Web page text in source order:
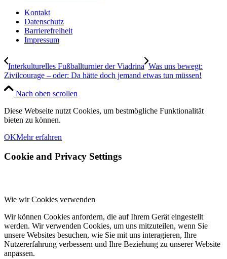
Kontakt
Datenschutz
Barrierefreiheit
Impressum
Interkulturelles Fußballturnier der Viadrina Was uns bewegt:
Zivilcourage – oder: Da hätte doch jemand etwas tun müssen!
Nach oben scrollen
Diese Webseite nutzt Cookies, um bestmögliche Funktionalität
bieten zu können.
OKMehr erfahren
Cookie and Privacy Settings
Wie wir Cookies verwenden
Wir können Cookies anfordern, die auf Ihrem Gerät eingestellt
werden. Wir verwenden Cookies, um uns mitzuteilen, wenn Sie
unsere Websites besuchen, wie Sie mit uns interagieren, Ihre
Nutzererfahrung verbessern und Ihre Beziehung zu unserer Website
anpassen.